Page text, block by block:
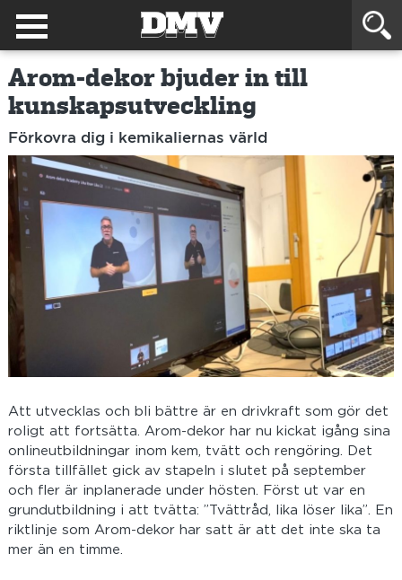
Arom-dekor bjuder in till
kunskapsutveckling
Förkovra dig i kemikaliernas värld
Att utvecklas och bli bättre är en drivkraft som gör det
roligt att fortsätta. Arom-dekor har nu kickat igång sina
onlineutbildningar inom kem, tvätt och rengöring. Det
första tillfället gick av stapeln i slutet på september
och fler är inplanerade under hösten. Först ut var en
grundutbildning i att tvätta: ”Tvättråd, lika löser lika”. En
riktlinje som Arom-dekor har satt är att det inte ska ta
mer än en timme.